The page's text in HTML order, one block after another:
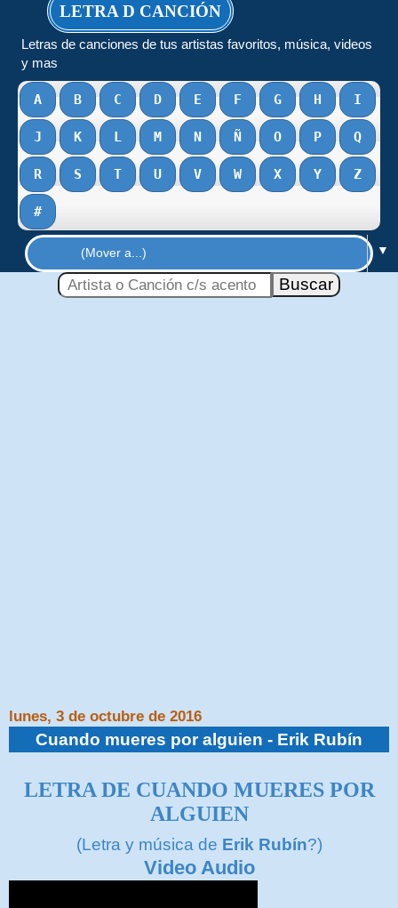
LETRA D CANCIÓN
Letras de canciones de tus artistas favoritos, música, videos
y mas
A B C D E F G H I
J K L M N Ñ O P Q
R S T U V W X Y Z
#
▼
lunes, 3 de octubre de 2016
Cuando mueres por alguien - Erik Rubín
LETRA DE CUANDO MUERES POR
ALGUIEN
(Letra y música de Erik Rubín?)
Video Audio